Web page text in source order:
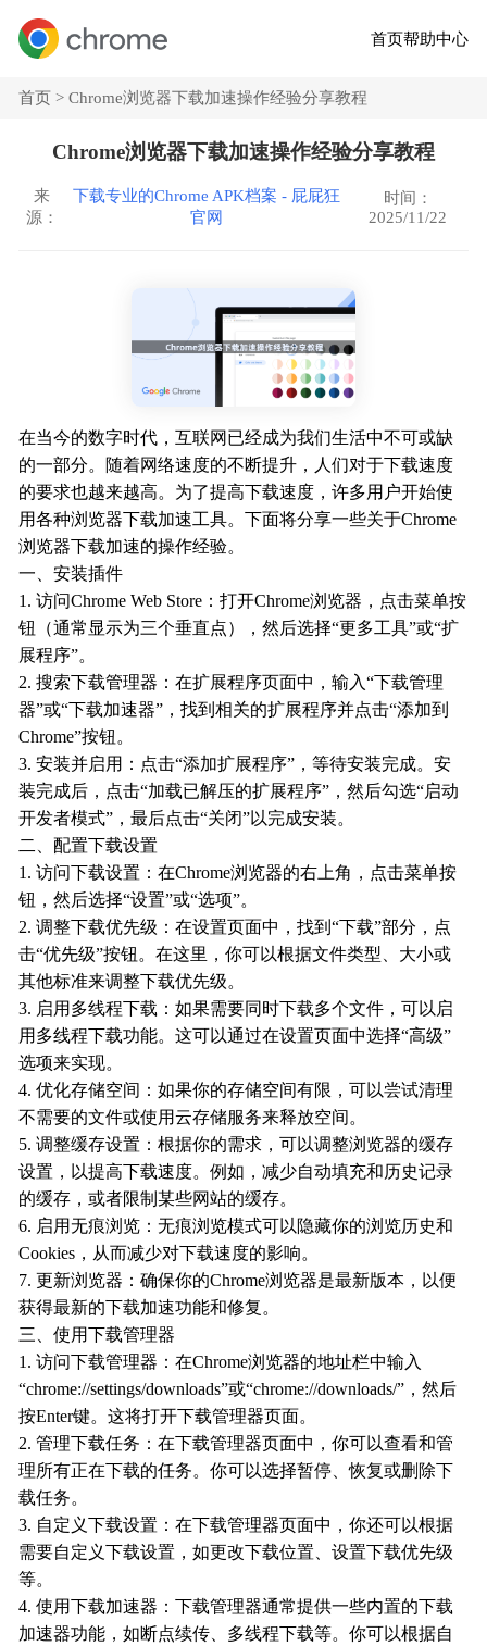
首页帮助中心
首页 >Chrome浏览器下载加速操作经验分享教程
Chrome浏览器下载加速操作经验分享教程
来
源：
下载专业的Chrome APK档案 - 屁屁狂
官网
时间：
2025/11/22
在当今的数字时代，互联网已经成为我们生活中不可或缺
的一部分。随着网络速度的不断提升，人们对于下载速度
的要求也越来越高。为了提高下载速度，许多用户开始使
用各种浏览器下载加速工具。下面将分享一些关于Chrome
浏览器下载加速的操作经验。
一、安装插件
1. 访问Chrome Web Store：打开Chrome浏览器，点击菜单按
钮（通常显示为三个垂直点），然后选择“更多工具”或“扩
展程序”。
2. 搜索下载管理器：在扩展程序页面中，输入“下载管理
器”或“下载加速器”，找到相关的扩展程序并点击“添加到
Chrome”按钮。
3. 安装并启用：点击“添加扩展程序”，等待安装完成。安
装完成后，点击“加载已解压的扩展程序”，然后勾选“启动
开发者模式”，最后点击“关闭”以完成安装。
二、配置下载设置
1. 访问下载设置：在Chrome浏览器的右上角，点击菜单按
钮，然后选择“设置”或“选项”。
2. 调整下载优先级：在设置页面中，找到“下载”部分，点
击“优先级”按钮。在这里，你可以根据文件类型、大小或
其他标准来调整下载优先级。
3. 启用多线程下载：如果需要同时下载多个文件，可以启
用多线程下载功能。这可以通过在设置页面中选择“高级”
选项来实现。
4. 优化存储空间：如果你的存储空间有限，可以尝试清理
不需要的文件或使用云存储服务来释放空间。
5. 调整缓存设置：根据你的需求，可以调整浏览器的缓存
设置，以提高下载速度。例如，减少自动填充和历史记录
的缓存，或者限制某些网站的缓存。
6. 启用无痕浏览：无痕浏览模式可以隐藏你的浏览历史和
Cookies，从而减少对下载速度的影响。
7. 更新浏览器：确保你的Chrome浏览器是最新版本，以便
获得最新的下载加速功能和修复。
三、使用下载管理器
1. 访问下载管理器：在Chrome浏览器的地址栏中输入
“chrome://settings/downloads”或“chrome://downloads/”，然后
按Enter键。这将打开下载管理器页面。
2. 管理下载任务：在下载管理器页面中，你可以查看和管
理所有正在下载的任务。你可以选择暂停、恢复或删除下
载任务。
3. 自定义下载设置：在下载管理器页面中，你还可以根据
需要自定义下载设置，如更改下载位置、设置下载优先级
等。
4. 使用下载加速器：下载管理器通常提供一些内置的下载
加速器功能，如断点续传、多线程下载等。你可以根据自